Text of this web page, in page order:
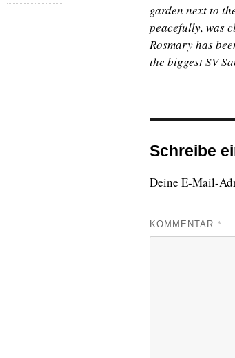
garden next to
peacefully, was
Rosmary has
the biggest SV
Schreibe
Deine E-Mail-
KOMMENTAR *